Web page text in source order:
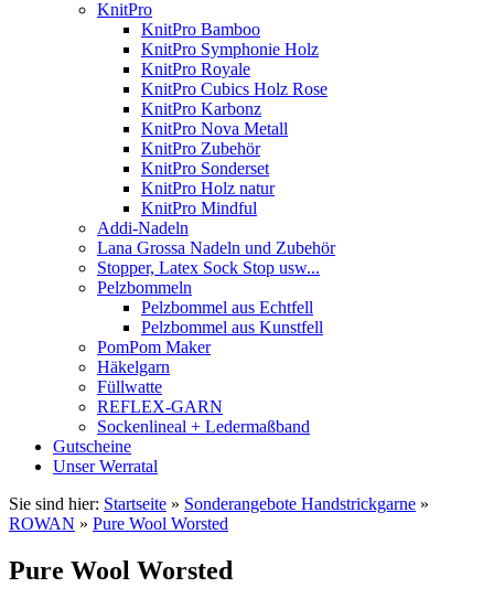
KnitPro
KnitPro Bamboo
KnitPro Symphonie Holz
KnitPro Royale
KnitPro Cubics Holz Rose
KnitPro Karbonz
KnitPro Nova Metall
KnitPro Zubehör
KnitPro Sonderset
KnitPro Holz natur
KnitPro Mindful
Addi-Nadeln
Lana Grossa Nadeln und Zubehör
Stopper, Latex Sock Stop usw...
Pelzbommeln
Pelzbommel aus Echtfell
Pelzbommel aus Kunstfell
PomPom Maker
Häkelgarn
Füllwatte
REFLEX-GARN
Sockenlineal + Ledermaßband
Gutscheine
Unser Werratal
Sie sind hier: Startseite » Sonderangebote Handstrickgarne »
ROWAN » Pure Wool Worsted
Pure Wool Worsted